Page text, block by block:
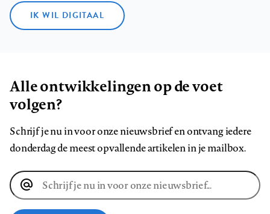
IK WIL DIGITAAL
Alle ontwikkelingen op de voet
volgen?
Schrijf je nu in voor onze nieuwsbrief en ontvang iedere
donderdag de meest opvallende artikelen in je mailbox.
E-
mailadres